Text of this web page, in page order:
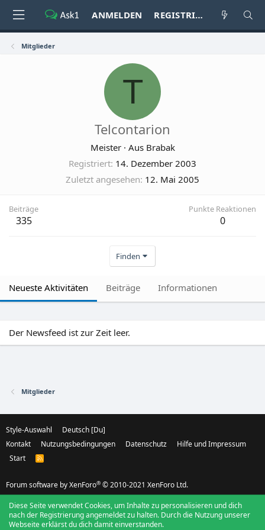
ANMELDEN REGISTRIEREN
Mitglieder
T
Telcontarion
Meister · Aus Brabak
Registriert 14. Dezember 2003
Zuletzt angesehen 12. Mai 2005
Beiträge
335
Punkte Reaktionen
0
Finden
Neueste Aktivitäten Beiträge Informationen
Der Newsfeed ist zur Zeit leer.
Mitglieder
Style-Auswahl
Deutsch [Du]
Kontakt
Nutzungsbedingungen Datenschutz
Hilfe und Impressum
Start
R
S
Forum software by XenForo® © 2010-2021 XenForo Ltd.
Diese Seite verwendet Cookies, um Inhalte zu personalisieren und dich
nach der Registrierung angemeldet zu halten. Durch die Nutzung unserer
Webseite erklärst du dich damit einverstanden.